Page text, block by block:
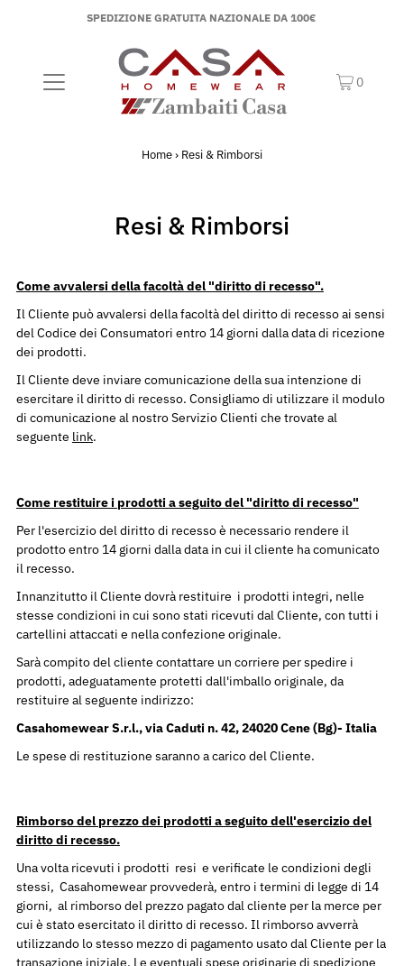
SPEDIZIONE GRATUITA NAZIONALE DA 100€
0
Home› Resi & Rimborsi
Resi & Rimborsi
Come avvalersi della facoltà del "diritto di recesso".
Il Cliente può avvalersi della facoltà del diritto di recesso ai sensi
del Codice dei Consumatori entro 14 giorni dalla data di ricezione
dei prodotti.
Il Cliente deve inviare comunicazione della sua intenzione di
esercitare il diritto di recesso. Consigliamo di utilizzare il modulo
di comunicazione al nostro Servizio Clienti che trovate al
seguente link.
Come restituire i prodotti a seguito del "diritto di recesso"
Per l'esercizio del diritto di recesso è necessario rendere il
prodotto entro 14 giorni dalla data in cui il cliente ha comunicato
il recesso.
Innanzitutto il Cliente dovrà restituire i prodotti integri, nelle
stesse condizioni in cui sono stati ricevuti dal Cliente, con tutti i
cartellini attaccati e nella confezione originale.
Sarà compito del cliente contattare un corriere per spedire i
prodotti, adeguatamente protetti dall'imballo originale, da
restituire al seguente indirizzo:
Casahomewear S.r.l., via Caduti n. 42, 24020 Cene (Bg)- Italia
Le spese di restituzione saranno a carico del Cliente.
Rimborso del prezzo dei prodotti a seguito dell'esercizio del
diritto di recesso.
Una volta ricevuti i prodotti resi e verificate le condizioni degli
stessi, Casahomewear provvederà, entro i termini di legge di 14
giorni, al rimborso del prezzo pagato dal cliente per la merce per
cui è stato esercitato il diritto di recesso. Il rimborso avverrà
utilizzando lo stesso mezzo di pagamento usato dal Cliente per la
transazione iniziale. Le eventuali spese originarie di spedizione